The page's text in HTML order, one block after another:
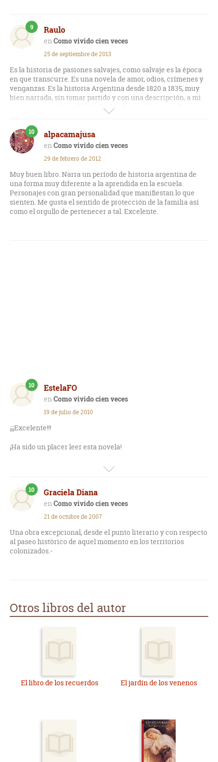
Raulo
Como vivido cien veces
9
25 de septiembre de 2013
Es la historia de pasiones salvajes, como salvaje es la época
en que transcurre. Es una novela de amor, odios, crímenes y
venganzas. Es la historia Argentina desde 1820 a 1835, muy
bien narrada, sin tomar partido y con una descripción, a mi
gusto, muy real y creíble de los hechos políticos y militares.
Es el primer libro de una saga de cuatro, muy recomendable
este en particular, que es el primero que leo.
alpacamajusa
Como vivido cien veces
10
29 de febrero de 2012
Muy buen libro. Narra un período de historia argentina de
una forma muy diferente a la aprendida en la escuela.
Personajes con gran personalidad que manifiestan lo que
sienten. Me gusta el sentido de protección de la familia así
como el orgullo de pertenecer a tal. Excelente.
EstelaFO
Como vivido cien veces
10
19 de julio de 2010
¡¡¡Excelente!!!
¡Ha sido un placer leer esta novela!
Sólida, amena, ágil, realista y romántica a la vez. Los
personajes tienen una carnadura excepcional, una identidad
firme, personalidades muy bien definidas. El marco histórico
es impecable y el intimismo que se logra (aún en ese marco)
es increíble. Humor. Magia. Tradición. Una belleza de
principio a fin.
Una joyita de la literatura argentina que no me cansaré de
recomendar.
Graciela Diana
Como vivido cien veces
10
21 de octubre de 2007
Una obra excepcional, desde el punto literario y con respecto
al paseo històrico de aquel momento en los territorios
colonizados.-
Otros libros del autor
El libro de los recuerdos El jardín de los venenos